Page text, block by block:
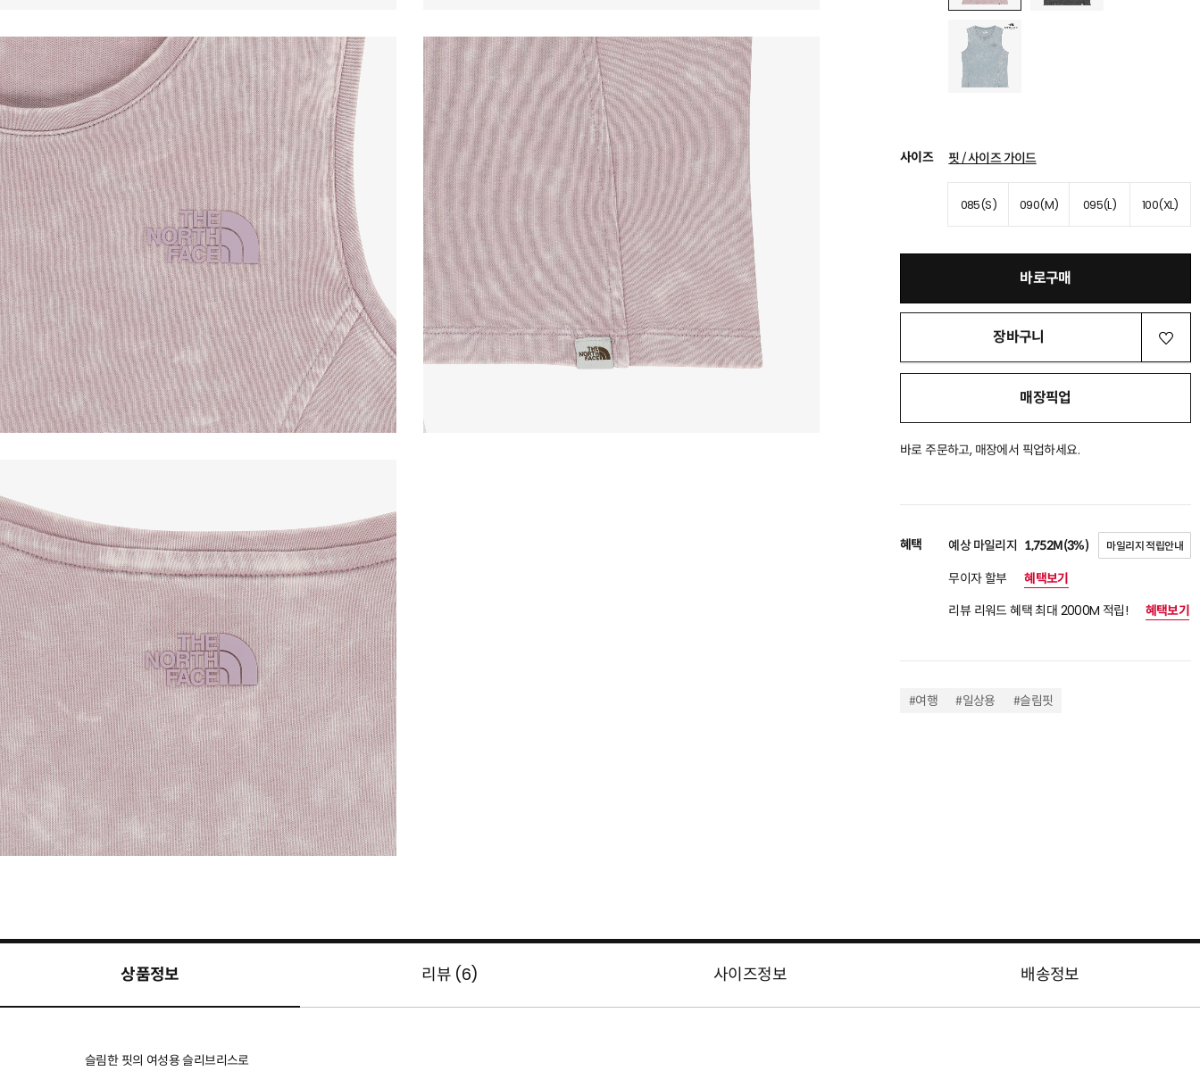
사이즈 핏 / 사이즈 가이드
085(S) 090(M) 095(L) 100(XL)
바로구매
장바구니
매장픽업
바로 주문하고, 매장에서 픽업하세요.
혜택 예상 마일리지 1,752M(3%) 마일리지 적립안내
무이자 할부
혜택보기
리뷰 리워드 혜택 최대 2000M 적립!
혜택보기
#여행 #일상용 #슬림핏
상품정보 리뷰 (6) 사이즈정보 배송정보
슬림한 핏의 여성용 슬리브리스로